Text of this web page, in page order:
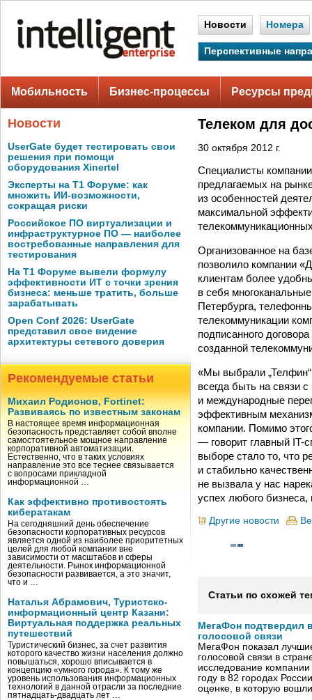
Новости Номера
Перспективные
Мобильность Бизнес-процессы Ресурсы
Новости
UserGate будет тестировать свои
решения при помощи
оборудования Xinertel
Эксперты на Т1 Форуме: как
множить ИИ-возможности,
сокращая риски
Российское ПО виртуализации и
инфраструктурное ПО — наиболее
востребованные направления для
тестирования
На Т1 Форуме вывели формулу
эффективности ИТ с точки зрения
бизнеса: меньше тратить, больше
зарабатывать
Open Conf 2026: UserGate
представил свое видение
архитектуры сетевого доверия
Рекомендуемые статьи
Михаил Родионов, Fortinet:
Развиваясь по известным законам
В настоящее время информационная
безопасность представляет собой вполне
самостоятельное мощное направление
корпоративной автоматизации.
Естественно, что в таких условиях
направление это все теснее связывается
с вопросами прикладной
информационной …
Как эффективно противостоять
кибератакам
На сегодняшний день обеспечение
безопасности корпоративных ресурсов
является одной из наиболее приоритетных
целей для любой компании вне
зависимости от масштабов и сферы
деятельности. Рынок информационной
безопасности развивается, а это значит,
что и …
Наталья Абрамович, Туристско-
информационный центр Казани:
Виртуальная поддержка реальных
путешествий
Туристический бизнес, за счет развития
которого качество жизни населения должно
повышаться, хорошо вписывается в
концепцию «умного города». К тому же
уровень использования информационных
технологий в данной отрасли за последние
пятнадцать-двадцать лет …
Телеком для
30 октября 2012 г.
Специалисты
предлагаемых на
из особенностей
максимальной
Организованное на
позволило компании
клиентам более
в себя
Петербурга,
телекоммуникации
подписанного
созданной
«Мы выбрали
всегда быть на связи
и международные
эффективным
компании. Помимо
— говорит главный IT-
выборе стало то, что
и стабильно
не вызвала у нас
успех любого
Другие новости
Статьи по схожей
МегаФон подтвердил
голосовой связи
МегаФон показал
голосовой связи в
исследование
году в 82 городах
оценке, в которую